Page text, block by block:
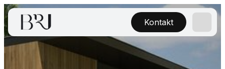
Kontakt